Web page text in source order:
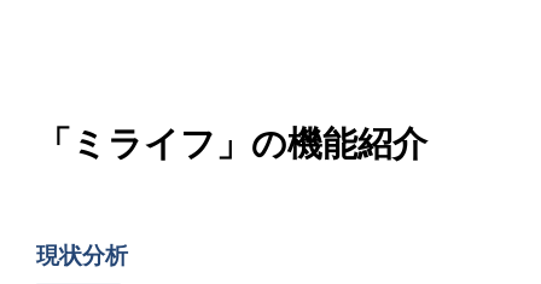
「ミライフ」の機能紹介
現状分析